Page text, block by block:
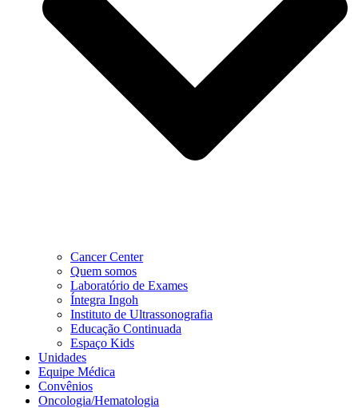
Cancer Center
Quem somos
Laboratório de Exames
Íntegra Ingoh
Instituto de Ultrassonografia
Educação Continuada
Espaço Kids
Unidades
Equipe Médica
Convênios
Oncologia/Hematologia